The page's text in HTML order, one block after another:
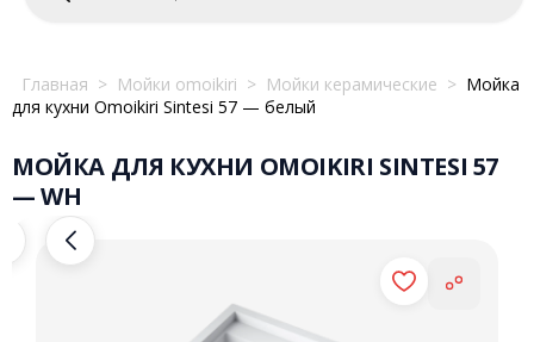
Главная > Мойки omoikiri > Мойки керамические > Мойка
для кухни Omoikiri Sintesi 57 — белый
МОЙКА ДЛЯ КУХНИ OMOIKIRI SINTESI 57
— WH